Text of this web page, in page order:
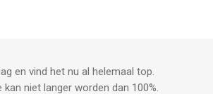
en vind het nu al helemaal top.
kan niet langer worden dan 100%.